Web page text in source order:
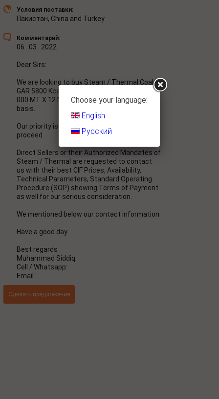
Условия поставки:
Пакистан, China and Turkey
Комментарий:
06 . 03 . 2022
Dear Sirs:
We are looking to buy Steam / Thermal Coal -
GAR 5800 Kcal/k and required quantity is 100 ,
000 MT X 12 Months - on one year contract
basis.
Our priority is RUSSIAN origin goods to
proceed.
Direct Sellers or their Authorized Mandates of
Steam / Thermal are requested to contact
us with their best CIF Prices, Availability,
Technical Parameters, Standard Operating
Procedure (SOP) showing Terms of Payment
as well for our serious consideration.
We mentioned below our contact information.
Have a good day.
Best regards
Muhammad Siddiq
Cell / Whatsapp:
Email :
Сделать предложение
Choose your language:
English
Русский